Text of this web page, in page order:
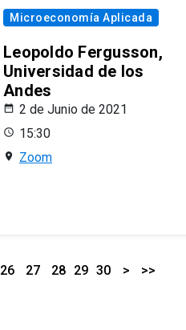
Microeconomía Aplicada
Leopoldo Fergusson,
Universidad de los
Andes
2 de Junio de 2021
15:30
Zoom
26 27 28 29 30 > >>